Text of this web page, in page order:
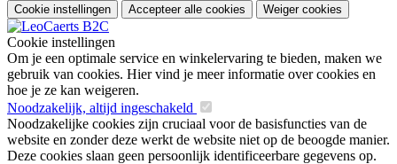
Cookie instellingen Accepteer alle cookies Weiger cookies
Cookie instellingen
Om je een optimale service en winkelervaring te bieden, maken we
gebruik van cookies. Hier vind je meer informatie over cookies en
hoe je ze kan weigeren.
Noodzakelijk, altijd ingeschakeld
Noodzakelijke cookies zijn cruciaal voor de basisfuncties van de
website en zonder deze werkt de website niet op de beoogde manier.
Deze cookies slaan geen persoonlijk identificeerbare gegevens op.